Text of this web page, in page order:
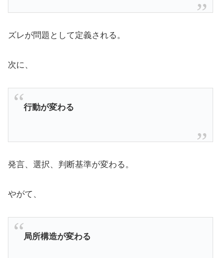
ズレが問題として定義される。
次に、
行動が変わる
発言、選択、判断基準が変わる。
やがて、
局所構造が変わる